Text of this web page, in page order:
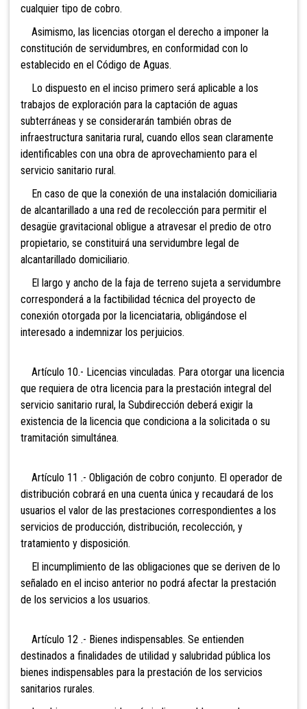
cualquier tipo de cobro.
Asimismo, las licencias otorgan el derecho a imponer la
constitución de servidumbres, en conformidad con lo
establecido en el Código de Aguas.
Lo dispuesto en el inciso primero será aplicable a los
trabajos de exploración para la captación de aguas
subterráneas y se considerarán también obras de
infraestructura sanitaria rural, cuando ellos sean claramente
identificables con una obra de aprovechamiento para el
servicio sanitario rural.
En caso de que la conexión de una instalación domiciliaria
de alcantarillado a una red de recolección para permitir el
desagüe gravitacional obligue a atravesar el predio de otro
propietario, se constituirá una servidumbre legal de
alcantarillado domiciliario.
El largo y ancho de la faja de terreno sujeta a servidumbre
corresponderá a la factibilidad técnica del proyecto de
conexión otorgada por la licenciataria, obligándose el
interesado a indemnizar los perjuicios.
Artículo 10.- Licencias vinculadas. Para otorgar una licencia
que requiera de otra licencia para la prestación integral del
servicio sanitario rural, la Subdirección deberá exigir la
existencia de la licencia que condiciona a la solicitada o su
tramitación simultánea.
Artículo 11 .- Obligación de cobro conjunto. El operador de
distribución cobrará en una cuenta única y recaudará de los
usuarios el valor de las prestaciones correspondientes a los
servicios de producción, distribución, recolección, y
tratamiento y disposición.
El incumplimiento de las obligaciones que se deriven de lo
señalado en el inciso anterior no podrá afectar la prestación
de los servicios a los usuarios.
Artículo 12 .- Bienes indispensables. Se entienden
destinados a finalidades de utilidad y salubridad pública los
bienes indispensables para la prestación de los servicios
sanitarios rurales.